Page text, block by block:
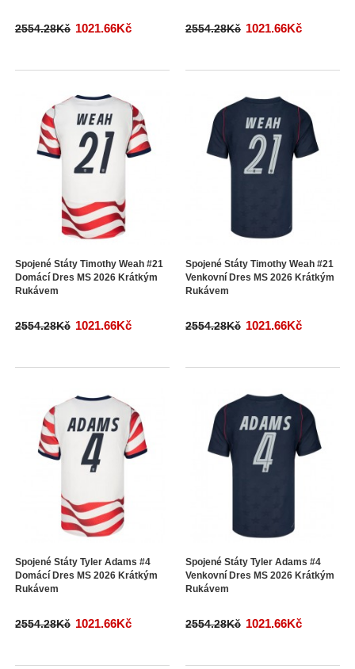
2554.28Kč 1021.66Kč 2554.28Kč 1021.66Kč
Spojené Státy Timothy Weah #21
Domácí Dres MS 2026 Krátkým
Rukávem
2554.28Kč 1021.66Kč
Spojené Státy Timothy Weah #21
Venkovní Dres MS 2026 Krátkým
Rukávem
2554.28Kč 1021.66Kč
Spojené Státy Tyler Adams #4
Domácí Dres MS 2026 Krátkým
Rukávem
2554.28Kč 1021.66Kč
Spojené Státy Tyler Adams #4
Venkovní Dres MS 2026 Krátkým
Rukávem
2554.28Kč 1021.66Kč